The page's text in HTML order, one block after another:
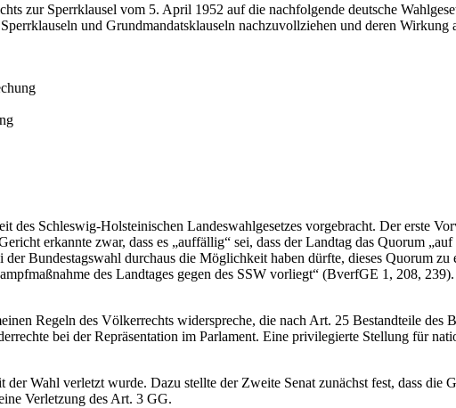
zur Sperrklausel vom 5. April 1952 auf die nachfolgende deutsche
und Grundmandatsklauseln nachzuvollziehen und deren Wirkung
Schleswig-Holsteinischen Landeswahlgesetzes vorgebracht. Der erste
erkannte zwar, dass es „auffällig“ sei, dass der Landtag das Quorum
Bundestagswahl durchaus die Möglichkeit haben dürfte, dieses Quorum
des Landtages gegen des SSW vorliegt“ (BverfGE 1, 208,
Regeln des Völkerrechts widerspreche, die nach Art. 25 Bestandteile des
bei der Repräsentation im Parlament. Eine privilegierte Stellung für
Wahl verletzt wurde. Dazu stellte der Zweite Senat zunächst fest, dass die
Verletzung des Art. 3 GG.